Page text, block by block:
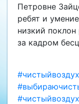
Петровне
ребят и
низкий
за кадром
#чистыйвоздух